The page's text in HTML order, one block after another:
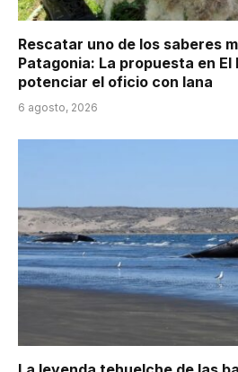
Rescatar uno de los saberes
Patagonia: La propuesta en
potenciar el oficio con lana
6 agosto, 2026